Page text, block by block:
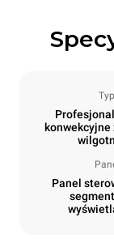
Typ
konwekcyjne
Panel